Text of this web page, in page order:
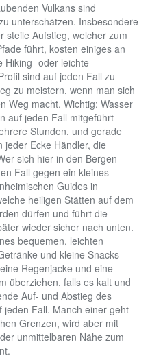
Vulkans sind
unterschätzen. Insbesondere
steile Aufstieg, welcher zum
führt, kosten einiges an
Hiking- oder leichte
sind auf jeden Fall zu
zu meistern, wenn man sich
Weg macht. Wichtig: Wasser
auf jeden Fall mitgeführt
Stunden, und gerade
jeder Ecke Händler, die
sich hier in den Bergen
Fall gegen ein kleines
Guides in
heiligen Stätten auf dem
dürfen und führt die
wieder sicher nach unten.
bequemen, leichten
und kleine Snacks
Regenjacke und eine
überziehen, falls es kalt und
Auf- und Abstieg des
Fall. Manch einer geht
Grenzen, wird aber mit
unmittelbaren Nähe zum